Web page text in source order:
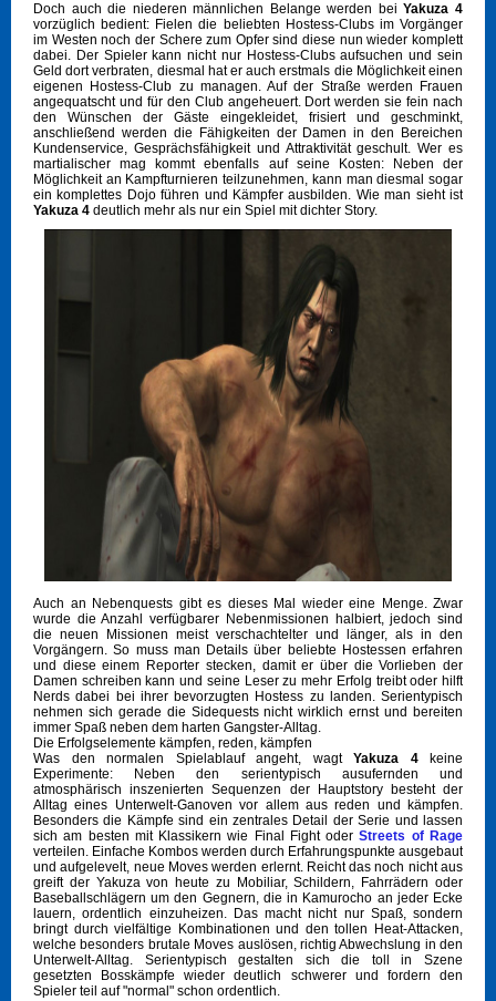
Doch auch die niederen männlichen Belange werden beiYakuza 4
vorzüglich bedient: Fielen die beliebten Hostess-Clubs im Vorgänger
im Westen noch der Schere zum Opfer sind diese nun wieder komplett
dabei. Der Spieler kann nicht nur Hostess-Clubs aufsuchen und sein
Geld dort verbraten, diesmal hat er auch erstmals die Möglichkeit einen
eigenen Hostess-Club zu managen. Auf der Straße werden Frauen
angequatscht und für den Club angeheuert. Dort werden sie fein nach
den Wünschen der Gäste eingekleidet, frisiert und geschminkt,
anschließend werden die Fähigkeiten der Damen in den Bereichen
Kundenservice, Gesprächsfähigkeit und Attraktivität geschult. Wer es
martialischer mag kommt ebenfalls auf seine Kosten: Neben der
Möglichkeit an Kampfturnieren teilzunehmen, kann man diesmal sogar
ein komplettes Dojo führen und Kämpfer ausbilden. Wie man sieht ist
Yakuza 4 deutlich mehr als nur ein Spiel mit dichter Story.
Auch an Nebenquests gibt es dieses Mal wieder eine Menge. Zwar
wurde die Anzahl verfügbarer Nebenmissionen halbiert, jedoch sind
die neuen Missionen meist verschachtelter und länger, als in den
Vorgängern. So muss man Details über beliebte Hostessen erfahren
und diese einem Reporter stecken, damit er über die Vorlieben der
Damen schreiben kann und seine Leser zu mehr Erfolg treibt oder hilft
Nerds dabei bei ihrer bevorzugten Hostess zu landen. Serientypisch
nehmen sich gerade die Sidequests nicht wirklich ernst und bereiten
immer Spaß neben dem harten Gangster-Alltag.
Die Erfolgselemente kämpfen, reden, kämpfen
Was den normalen Spielablauf angeht, wagt Yakuza 4keine
Experimente: Neben den serientypisch ausufernden und
atmosphärisch inszenierten Sequenzen der Hauptstory besteht der
Alltag eines Unterwelt-Ganoven vor allem aus reden und kämpfen.
Besonders die Kämpfe sind ein zentrales Detail der Serie und lassen
sich am besten mit Klassikern wie Final Fight oderStreets of Rage
verteilen. Einfache Kombos werden durch Erfahrungspunkte ausgebaut
und aufgelevelt, neue Moves werden erlernt. Reicht das noch nicht aus
greift der Yakuza von heute zu Mobiliar, Schildern, Fahrrädern oder
Baseballschlägern um den Gegnern, die in Kamurocho an jeder Ecke
lauern, ordentlich einzuheizen. Das macht nicht nur Spaß, sondern
bringt durch vielfältige Kombinationen und den tollen Heat-Attacken,
welche besonders brutale Moves auslösen, richtig Abwechslung in den
Unterwelt-Alltag. Serientypisch gestalten sich die toll in Szene
gesetzten Bosskämpfe wieder deutlich schwerer und fordern den
Spieler teil auf "normal" schon ordentlich.